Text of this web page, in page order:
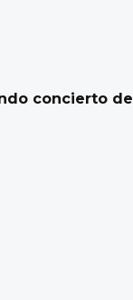
concierto